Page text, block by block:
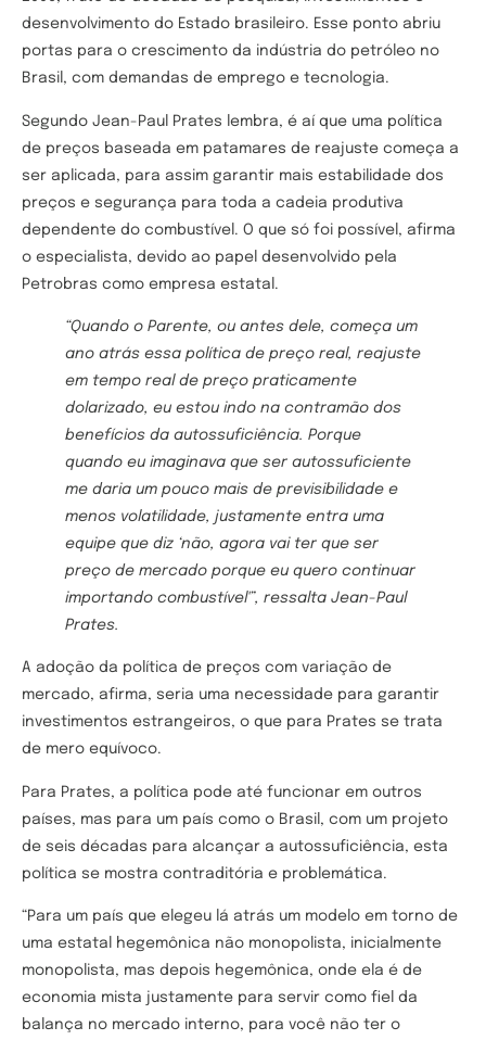
desenvolvimento do Estado brasileiro. Esse ponto abriu
portas para o crescimento da indústria do petróleo no
Brasil, com demandas de emprego e tecnologia.
Segundo Jean-Paul Prates lembra, é aí que uma política
de preços baseada em patamares de reajuste começa a
ser aplicada, para assim garantir mais estabilidade dos
preços e segurança para toda a cadeia produtiva
dependente do combustível. O que só foi possível, afirma
o especialista, devido ao papel desenvolvido pela
Petrobras como empresa estatal.
“Quando o Parente, ou antes dele, começa um
ano atrás essa política de preço real, reajuste
em tempo real de preço praticamente
dolarizado, eu estou indo na contramão dos
benefícios da autossuficiência. Porque
quando eu imaginava que ser autossuficiente
me daria um pouco mais de previsibilidade e
menos volatilidade, justamente entra uma
equipe que diz ‘não, agora vai ter que ser
preço de mercado porque eu quero continuar
importando combustível'”, ressalta Jean-Paul
Prates.
A adoção da política de preços com variação de
mercado, afirma, seria uma necessidade para garantir
investimentos estrangeiros, o que para Prates se trata
de mero equívoco.
Para Prates, a política pode até funcionar em outros
países, mas para um país como o Brasil, com um projeto
de seis décadas para alcançar a autossuficiência, esta
política se mostra contraditória e problemática.
“Para um país que elegeu lá atrás um modelo em torno de
uma estatal hegemônica não monopolista, inicialmente
monopolista, mas depois hegemônica, onde ela é de
economia mista justamente para servir como fiel da
balança no mercado interno, para você não ter o